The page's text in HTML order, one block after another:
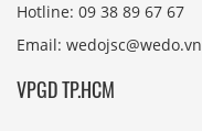
Hotline: 09 38 89 67 67
Email: wedojsc@wedo.vn
VPGD TP.HCM